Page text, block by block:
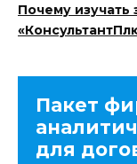
Почему изучать
Пакет
для